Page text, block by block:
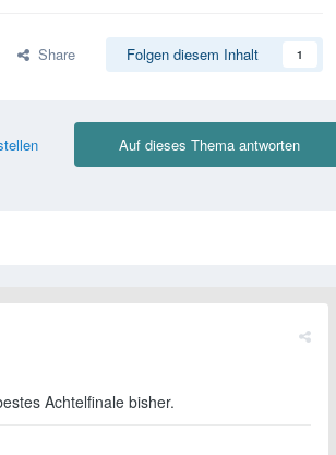
Share Folgen diesem Inhalt 1
Auf dieses Thema antworten
Achtelfinale bisher.